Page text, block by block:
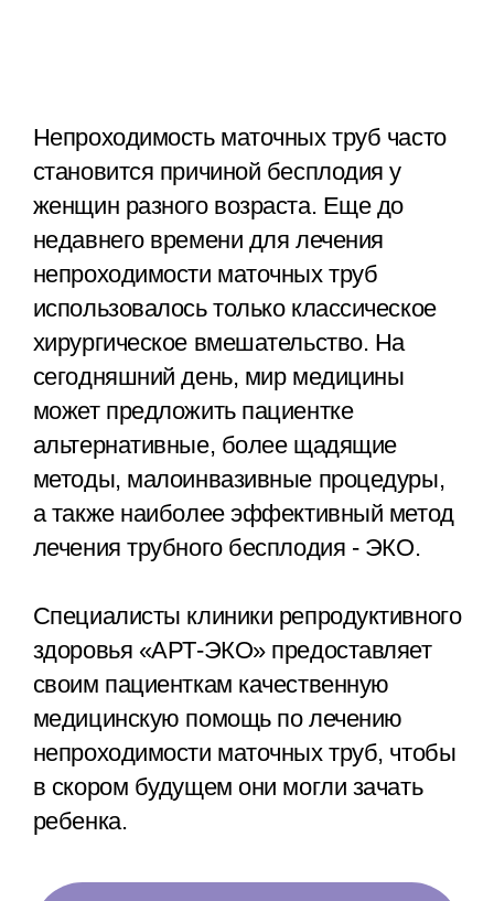
Непроходимость маточных труб часто
становится причиной бесплодия у
женщин разного возраста. Еще до
недавнего времени для лечения
непроходимости маточных труб
использовалось только классическое
хирургическое вмешательство. На
сегодняшний день, мир медицины
может предложить пациентке
альтернативные, более щадящие
методы, малоинвазивные процедуры,
а также наиболее эффективный метод
лечения трубного бесплодия - ЭКО.
Специалисты клиники репродуктивного
здоровья «АРТ-ЭКО» предоставляет
своим пациенткам качественную
медицинскую помощь по лечению
непроходимости маточных труб, чтобы
в скором будущем они могли зачать
ребенка.